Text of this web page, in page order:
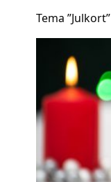
Tema ”Julkort”